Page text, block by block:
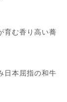
育む香り高い蕎
日本屈指の和牛